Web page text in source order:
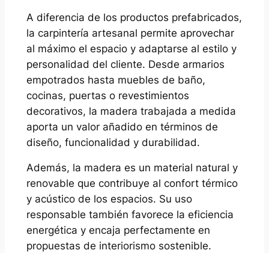
A diferencia de los productos prefabricados,
la carpintería artesanal permite aprovechar
al máximo el espacio y adaptarse al estilo y
personalidad del cliente. Desde armarios
empotrados hasta muebles de baño,
cocinas, puertas o revestimientos
decorativos, la madera trabajada a medida
aporta un valor añadido en términos de
diseño, funcionalidad y durabilidad.
Además, la madera es un material natural y
renovable que contribuye al confort térmico
y acústico de los espacios. Su uso
responsable también favorece la eficiencia
energética y encaja perfectamente en
propuestas de interiorismo sostenible.